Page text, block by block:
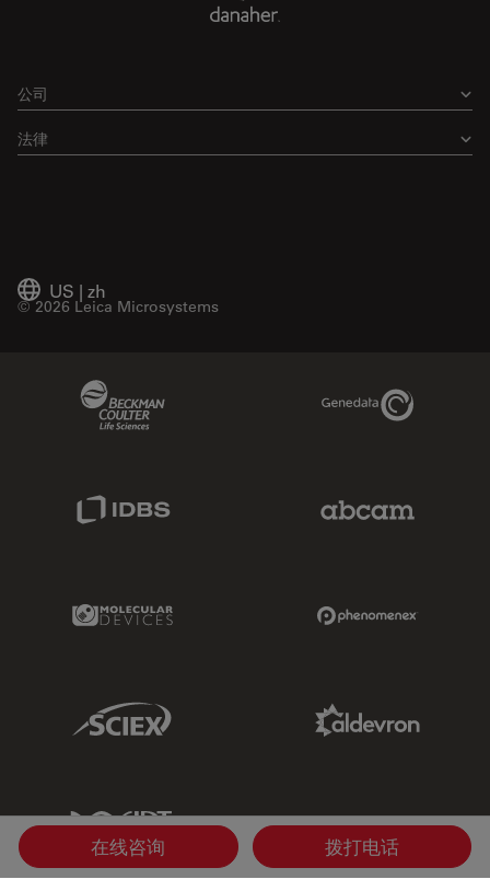
公司
法律
US | zh
© 2026 Leica Microsystems
Genedata Link
Molecular Devices Link
Sciex Link
IDT Link
在线咨询 拨打电话